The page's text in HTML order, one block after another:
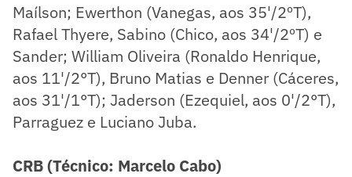
Maílson; Ewerthon (Vanegas, aos 35'/2ºT),
Rafael Thyere, Sabino (Chico, aos 34'/2ºT) e
Sander; William Oliveira (Ronaldo Henrique,
aos 11'/2°T), Bruno Matias e Denner (Cáceres,
aos 31'/1°T); Jaderson (Ezequiel, aos 0'/2°T),
Parraguez e Luciano Juba.
CRB (Técnico: Marcelo Cabo)